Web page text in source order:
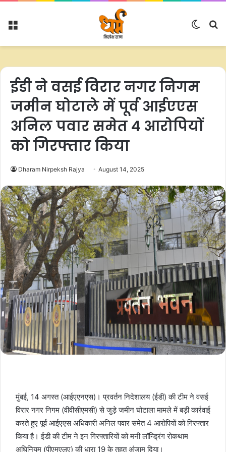
Menu
Switch
ईडी ने वसई विरार नगर निगम
जमीन घोटाले में पूर्व आईएएस
अनिल पवार समेत 4 आरोपियों
को गिरफ्तार किया
Dharam Nirpeksh Rajya August 14, 2025
मुंबई, 14 अगस्त (आईएएनएस)। प्रवर्तन निदेशालय (ईडी) की टीम ने वसई
विरार नगर निगम (वीवीसीएमसी) से जुड़े जमीन घोटाला मामले में बड़ी कार्रवाई
करते हुए पूर्व आईएएस अधिकारी अनिल पवार समेत 4 आरोपियों को गिरफ्तार
किया है। ईडी की टीम ने इन गिरफ्तारियों को मनी लॉन्ड्रिंग रोकथाम
अधिनियम (पीएमएलए) की धारा 19 के तहत अंजाम दिया।